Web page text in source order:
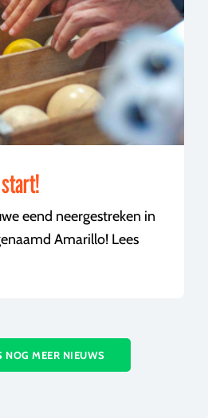
eend neergestreken in
Amarillo! Lees
NOG MEER NIEUWS